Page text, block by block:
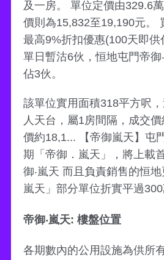
及一房。 單位定價由329.6
價則為15,832至19,190元。
最高9%折扣優惠(100天即供
單日暫沽6伙，恒地屯門帝御
佔3伙。
該單位實用面積318平方呎
人天台，屬1房間隔，成交
價約18,1... 【帝御嵐天】屯
期「帝御．嵐天」，將上載
御‧嵐天 而且負責銷售的恒地
嵐天」部分單位折實平過300
帝御‧嵐天: 樓盤位置
各期數內的公用設施為供所